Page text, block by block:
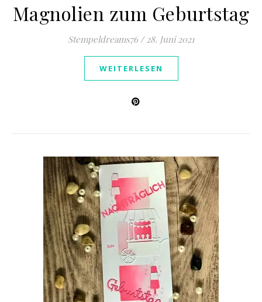
Magnolien zum Geburtstag
Stempeldreams76 / 28. Juni 2021
WEITERLESEN